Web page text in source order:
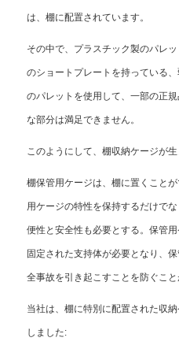
は、棚に配置されています。
その中で、プラスチック製のパレ
のショートプレートを持っている
のパレットを使用して、一部の正
な部分は満足できません。
このようにして、棚収納ケージが生
棚保管用ケージは、棚に置くこと
用ケージの特性を保持するだけで
便性と安全性も必要とする。保管
固定された支持体が必要となり、
全事故を引き起こすことを防ぐこと
当社は、棚に特別に配置された収
しました: